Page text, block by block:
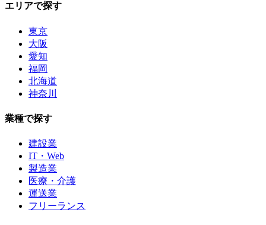
エリアで探す
東京
大阪
愛知
福岡
北海道
神奈川
業種で探す
建設業
IT・Web
製造業
医療・介護
運送業
フリーランス